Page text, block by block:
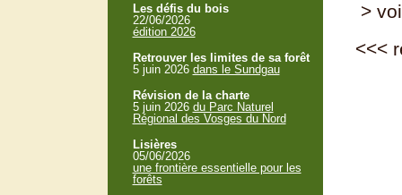
>
<<<
Les défis du bois
22/06/2026
édition 2026
Retrouver les limites de sa forêt
5 juin 2026 dans le Sundgau
Révision de la charte
5 juin 2026 du Parc Naturel
Régional des Vosges du Nord
Lisières
05/06/2026
une frontière essentielle pour les
forêts